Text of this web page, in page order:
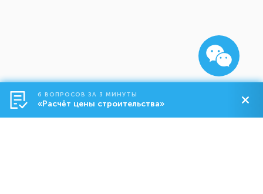
6 ВОПРОСОВ ЗА 3 МИНУТЫ
«Расчёт цены строительства»